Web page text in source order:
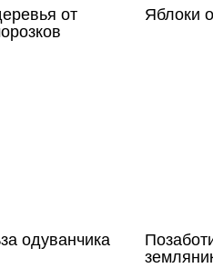
от Яблоки
одуванчика